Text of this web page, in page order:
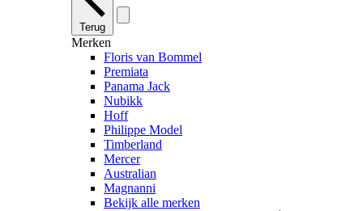
Terug
Merken
Floris van Bommel
Premiata
Panama Jack
Nubikk
Hoff
Philippe Model
Timberland
Mercer
Australian
Magnanni
Bekijk alle merken